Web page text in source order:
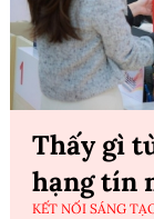
Thấy gì
hạng tín
KẾT NỐI SÁNG